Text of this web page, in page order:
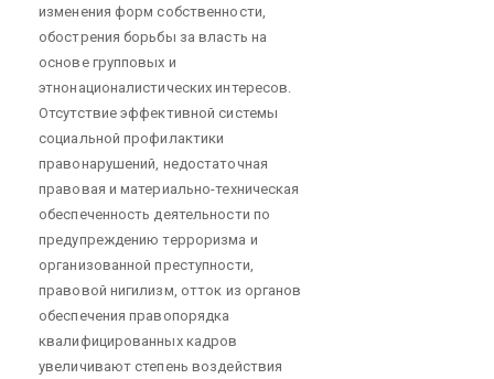
изменения форм собственности,
обострения борьбы за власть на
основе групповых и
этнонационалистических интересов.
Отсутствие эффективной системы
социальной профилактики
правонарушений, недостаточная
правовая и материально-техническая
обеспеченность деятельности по
предупреждению терроризма и
организованной преступности,
правовой нигилизм, отток из органов
обеспечения правопорядка
квалифицированных кадров
увеличивают степень воздействия